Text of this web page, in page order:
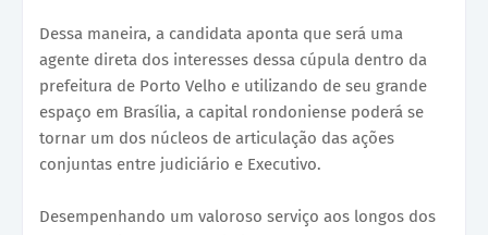
Dessa maneira, a candidata aponta que será uma
agente direta dos interesses dessa cúpula dentro da
prefeitura de Porto Velho e utilizando de seu grande
espaço em Brasília, a capital rondoniense poderá se
tornar um dos núcleos de articulação das ações
conjuntas entre judiciário e Executivo.
Desempenhando um valoroso serviço aos longos dos